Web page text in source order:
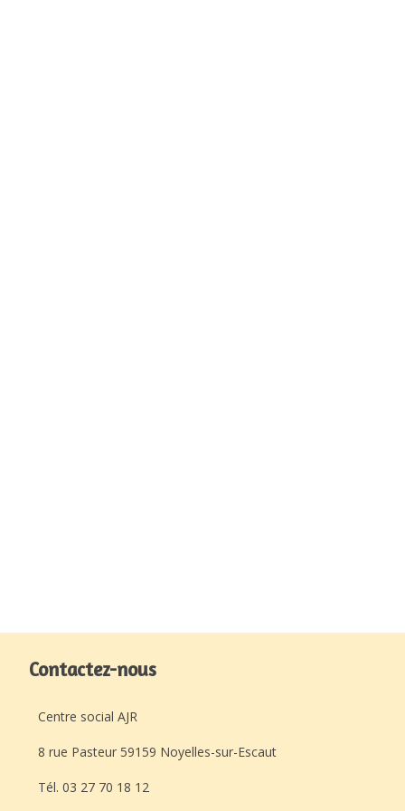
Contactez-nous
Centre social AJR
8 rue Pasteur 59159 Noyelles-sur-Escaut
Tél. 03 27 70 18 12